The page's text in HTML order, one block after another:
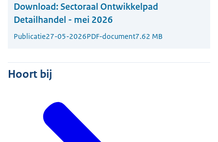
Download: Sectoraal Ontwikkelpad
Detailhandel - mei 2026
Publicatie27-05-2026PDF-document7.62 MB
Hoort bij